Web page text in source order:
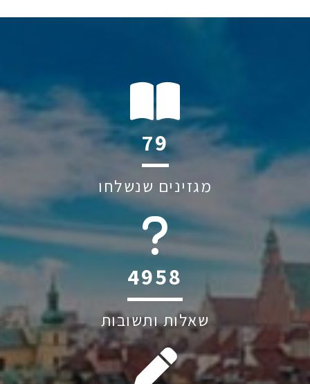
122
מגזינים שנשלחו
6045
שאלות ותשובות